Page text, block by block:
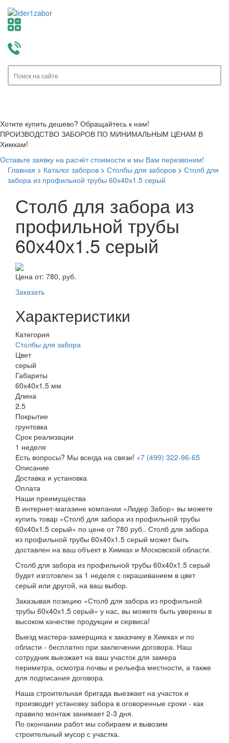
Хотите купить дешево? Обращайтесь к нам!
ПРОИЗВОДСТВО ЗАБОРОВ ПО МИНИМАЛЬНЫМ ЦЕНАМ В
Химкам!
Оставьте заявку на расчёт стоимости и мы Вам перезвоним!
Главная > Каталог заборов > Столбы для заборов > Столб для
забора из профильной трубы 60х40х1.5 серый
Столб для забора из
профильной трубы
60х40х1.5 серый
Цена от: 780, руб.
Заказать
Характеристики
Категория
Столбы для забора
Цвет
серый
Габариты
60х40х1.5 мм
Длина
2,5
Покрытие
грунтовка
Срок реализации
1 неделя
Есть вопросы? Мы всегда на связи! +7 (499) 322-96-65
Описание
Доставка и установка
Оплата
Наши преимущества
В интернет-магазине компании «Лидер Забор» вы можете
купить товар «Столб для забора из профильной трубы
60х40х1.5 серый» по цене от 780 руб.. Столб для забора
из профильной трубы 60х40х1.5 серый может быть
доставлен на ваш объект в Химках и Московской области.
Столб для забора из профильной трубы 60х40х1.5 серый
будет изготовлен за 1 неделя с окрашиванием в цвет
серый или другой, на ваш выбор.
Заказывая позицию «Столб для забора из профильной
трубы 60х40х1.5 серый» у нас, вы можете быть уверены в
высоком качестве продукции и сервиса!
Выезд мастера-замерщика к заказчику в Химках и по
области - бесплатно при заключении договора. Наш
сотрудник выезжает на ваш участок для замера
периметра, осмотра почвы и рельефа местности, а также
для подписания договора.
Наша строительная бригада выезжает на участок и
производит установку забора в оговоренные сроки - как
правило монтаж занимает 2-3 дня.
По окончании работ мы собираем и вывозим
строительный мусор с участка.